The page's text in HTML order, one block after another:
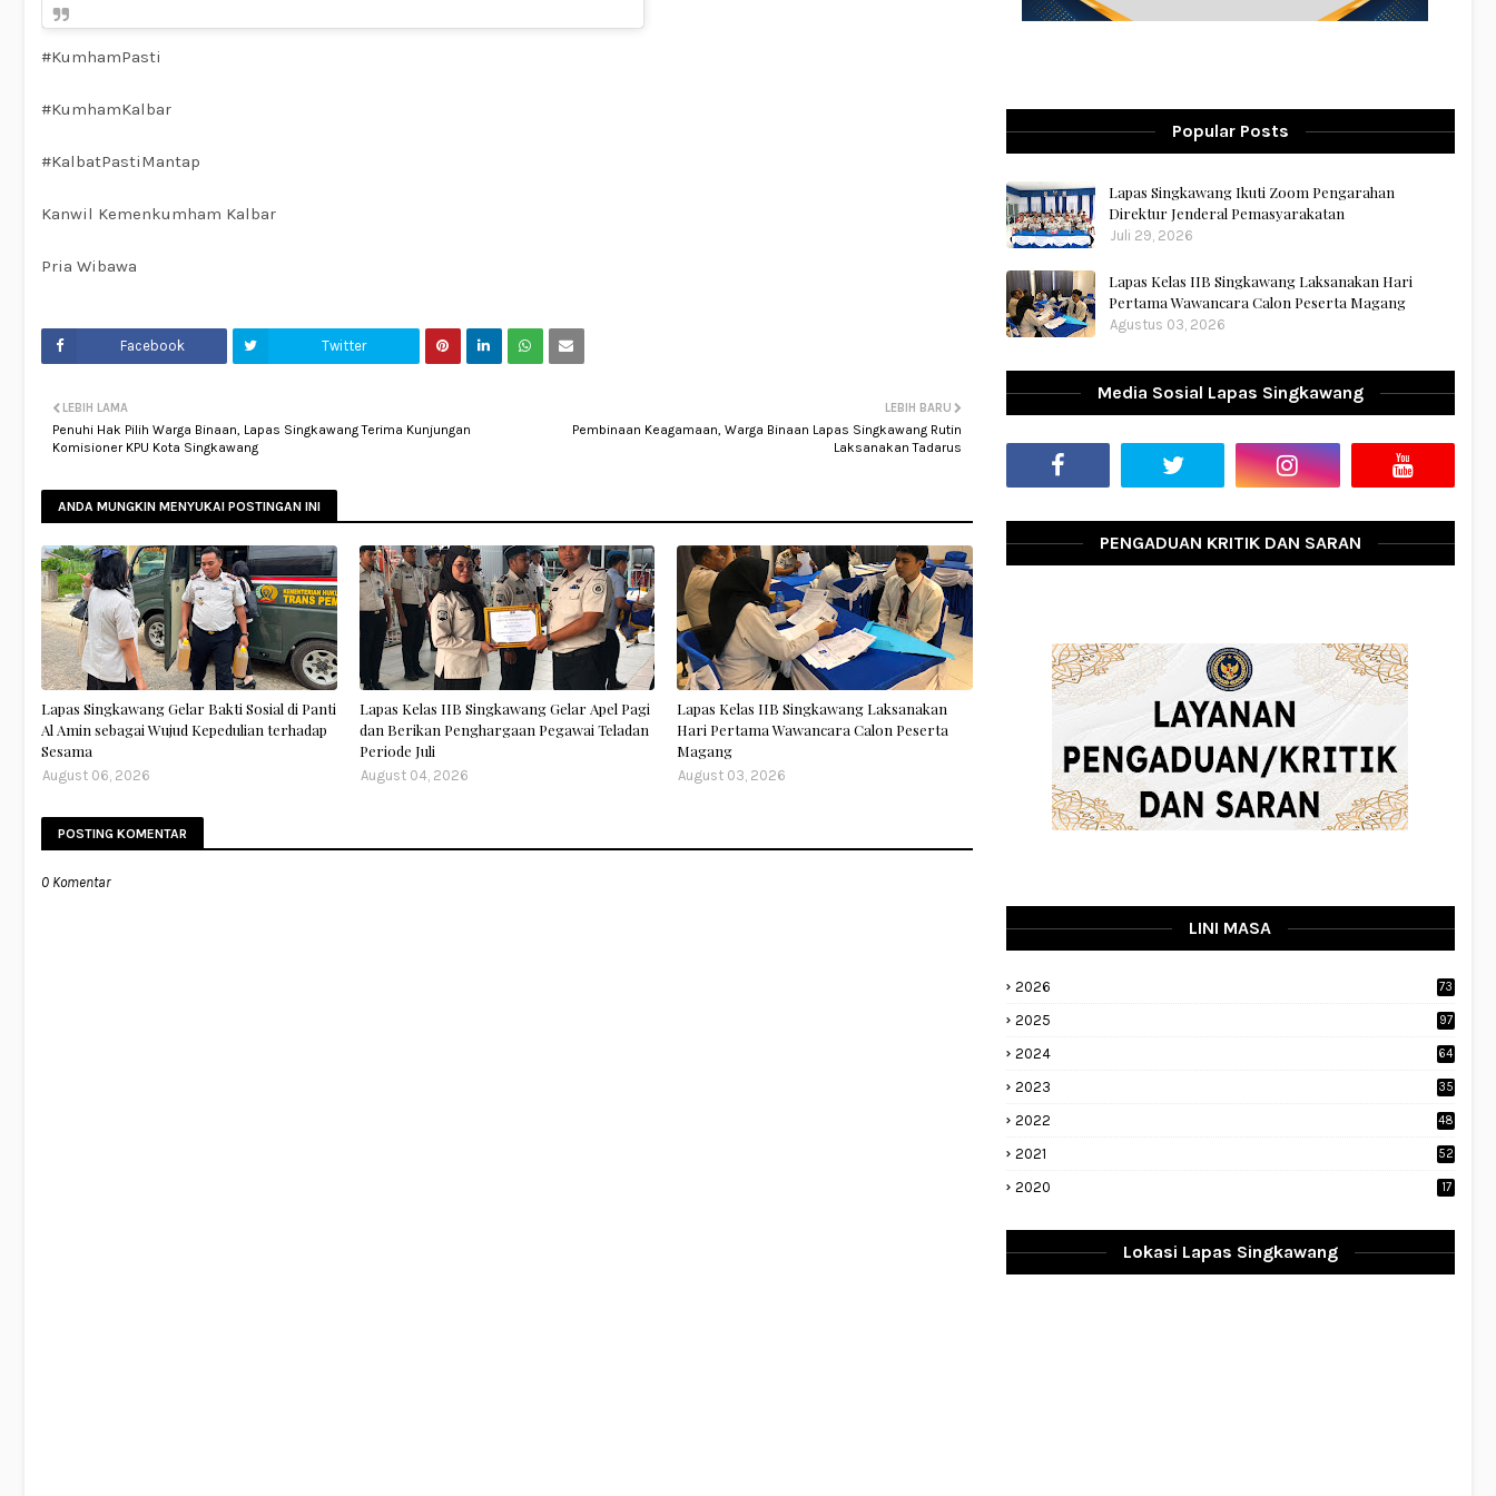
#KumhamPasti
#KumhamKalbar
#KalbatPastiMantap
Kanwil Kemenkumham Kalbar
Pria Wibawa
Facebook Twitter
LEBIH BARU
Pembinaan Keagamaan, Warga Binaan Lapas Singkawang Rutin
Laksanakan Tadarus
LEBIH LAMA
Penuhi Hak Pilih Warga Binaan, Lapas Singkawang Terima Kunjungan
Komisioner KPU Kota Singkawang
ANDA MUNGKIN MENYUKAI POSTINGAN INI
Lapas Singkawang Gelar Bakti Sosial di Panti
Al Amin sebagai Wujud Kepedulian terhadap
Sesama
August 06, 2026
Lapas Kelas IIB Singkawang Gelar Apel Pagi
dan Berikan Penghargaan Pegawai Teladan
Periode Juli
August 04, 2026
Lapas Kelas IIB Singkawang Laksanakan
Hari Pertama Wawancara Calon Peserta
Magang
August 03, 2026
POSTING KOMENTAR
0 Komentar
Popular Posts
Lapas Singkawang Ikuti Zoom Pengarahan
Direktur Jenderal Pemasyarakatan
Juli 29, 2026
Lapas Kelas IIB Singkawang Laksanakan Hari
Pertama Wawancara Calon Peserta Magang
Agustus 03, 2026
Media Sosial Lapas Singkawang
PENGADUAN KRITIK DAN SARAN
LINI MASA
2026 73
2025 97
2024 64
2023
35
2022
48
2021 52
2020 17
Lokasi Lapas Singkawang